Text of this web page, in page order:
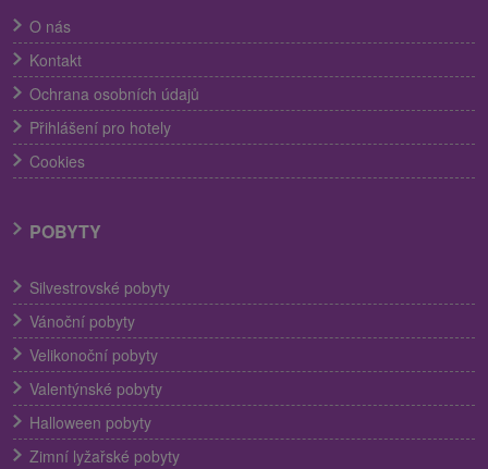
O nás
Kontakt
Ochrana osobních údajů
Přihlášení pro hotely
Cookies
POBYTY
Silvestrovské pobyty
Vánoční pobyty
Velikonoční pobyty
Valentýnské pobyty
Halloween pobyty
Zimní lyžařské pobyty